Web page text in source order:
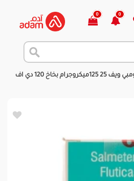
0
0
25 125ميكروجرام بخاخ 120 دي اف